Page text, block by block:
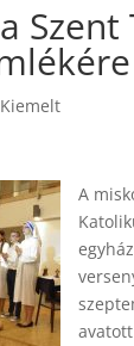
Szent
Kiemelt
A